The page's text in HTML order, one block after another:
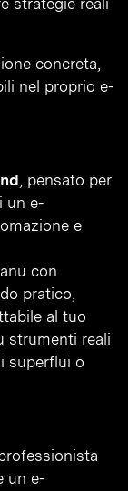
strategie reali
concreta,
nel proprio e-
, pensato per
un e-
e
con
pratico,
al tuo
strumenti reali
superflui o
un e-